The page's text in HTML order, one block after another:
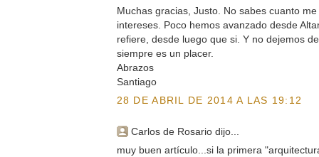
Muchas gracias, Justo. No sabes cuanto
intereses. Poco hemos avanzado desde
refiere, desde luego que si. Y no dejemos
siempre es un placer.
Abrazos
Santiago
28 DE ABRIL DE 2014 A LAS 19:12
Carlos de Rosario dijo...
muy buen artículo...si la primera